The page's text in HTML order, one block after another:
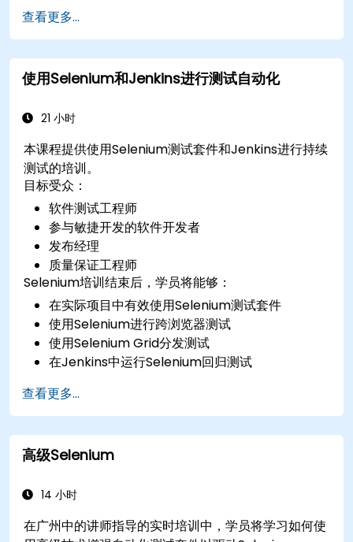
查看更多...
使用Selenium和Jenkins进行测试自动化
21 小时
本课程提供使用Selenium测试套件和Jenkins进行持续
测试的培训。
目标受众：
软件测试工程师
参与敏捷开发的软件开发者
发布经理
质量保证工程师
Selenium培训结束后，学员将能够：
在实际项目中有效使用Selenium测试套件
使用Selenium进行跨浏览器测试
使用Selenium Grid分发测试
在Jenkins中运行Selenium回归测试
查看更多...
高级Selenium
14 小时
在广州中的讲师指导的实时培训中，学员将学习如何使